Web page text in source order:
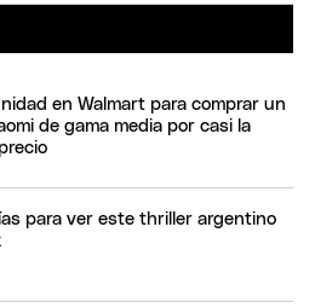
en Walmart para comprar un
de gama media por casi la
para ver este thriller argentino